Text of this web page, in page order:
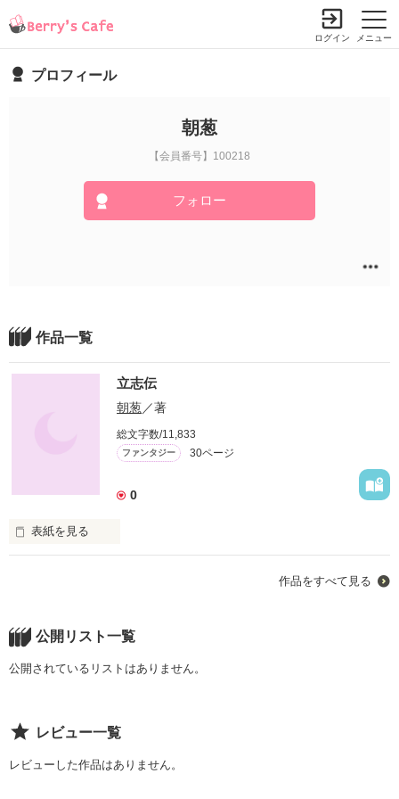
メニュー
ログイン
プロフィール
朝葱
【会員番号】100218
フォロー
作品一覧
立志伝
朝葱／著
総文字数/11,833
ファンタジー 30ページ
0
表紙を見る
作品をすべて見る
公開リスト一覧
公開されているリストはありません。
レビュー一覧
レビューした作品はありません。